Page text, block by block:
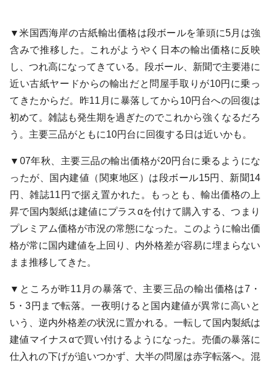
▼米国西海岸の古紙輸出価格は段ボールを筆頭に5月は強
含みで推移した。これがようやく日本の輸出価格に反映
し、つれ高になってきている。段ボール、新聞で主要港に
近い古紙ヤードからの輸出だと問屋手取りが10円に乗っ
てきたからだ。昨11月に暴落してから10円台への回復は
初めて。雑誌も発生期を過ぎたのでこれから強くなるだろ
う。主要三品がともに10円台に回復する日は近いかも。
▼07年秋、主要三品の輸出価格が20円台に乗るようにな
ったが、国内建値（関東地区）は段ボール15円、新聞14
円、雑誌11円で据え置かれた。もっとも、輸出価格の上
昇で国内製紙は建値にプラスαを付けて購入する、つまり
プレミアム価格が市況の常態になった。このように輸出価
格が常に国内建値を上回り、内外格差が容易に埋まらない
まま推移してきた。
▼ところが昨11月の暴落で、主要三品の輸出価格は7・
5・3円まで転落。一夜明けると国内建値が異常に高いと
いう、逆内外格差の状況に置かれる。一転して国内製紙は
建値マイナスαで買い付けるようになった。売価の暴落に
仕入れの下げが追いつかず、大半の問屋は赤字転落へ。混